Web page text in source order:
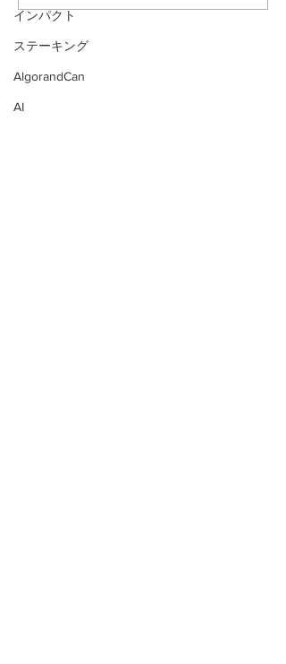
インパクト
ステーキング
AlgorandCan
AI
Challenges 受賞者の発表